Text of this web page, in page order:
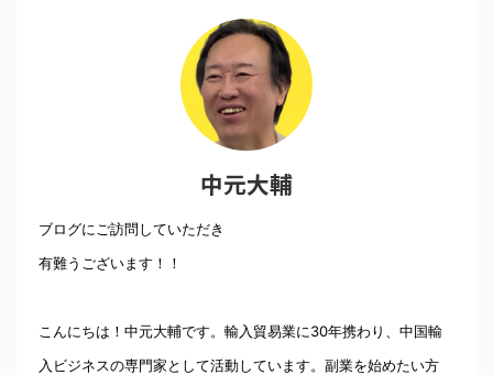
中元大輔
ブログにご訪問していただき
有難うございます！！
こんにちは！中元大輔です。輸入貿易業に30年携わり、中国輸
入ビジネスの専門家として活動しています。副業を始めたい方